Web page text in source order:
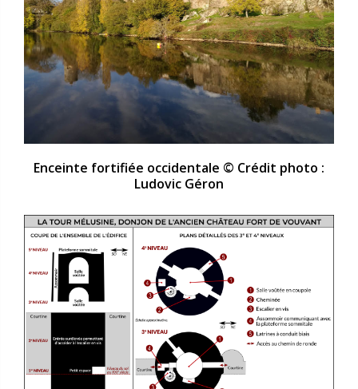
Enceinte fortifiée occidentale © Crédit photo :
Ludovic Géron